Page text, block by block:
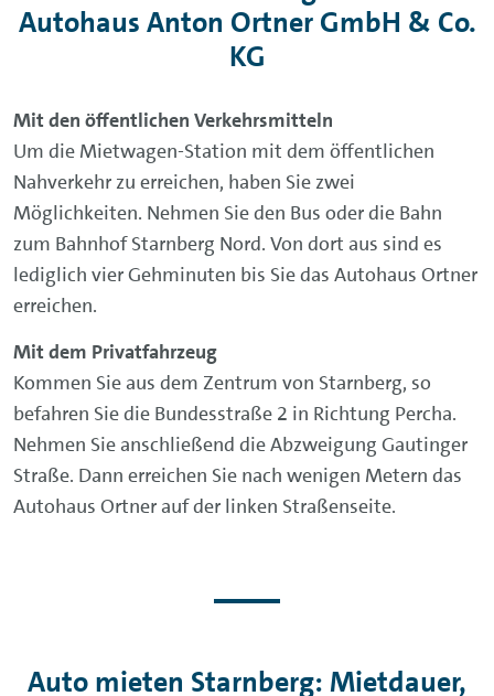
Autohaus Anton Ortner GmbH & Co.
KG
Mit den öffentlichen Verkehrsmitteln
Um die Mietwagen-Station mit dem öffentlichen
Nahverkehr zu erreichen, haben Sie zwei
Möglichkeiten. Nehmen Sie den Bus oder die Bahn
zum Bahnhof Starnberg Nord. Von dort aus sind es
lediglich vier Gehminuten bis Sie das Autohaus Ortner
erreichen.
Mit dem Privatfahrzeug
Kommen Sie aus dem Zentrum von Starnberg, so
befahren Sie die Bundesstraße 2 in Richtung Percha.
Nehmen Sie anschließend die Abzweigung Gautinger
Straße. Dann erreichen Sie nach wenigen Metern das
Autohaus Ortner auf der linken Straßenseite.
Auto mieten Starnberg: Mietdauer,